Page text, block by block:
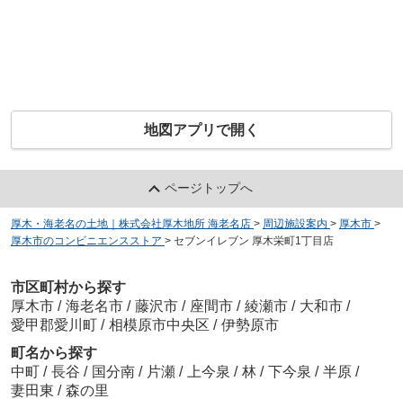
地図アプリで開く
ページトップへ
厚木・海老名の土地｜株式会社厚木地所 海老名店 > 周辺施設案内 > 厚木市 >
厚木市のコンビニエンスストア > セブンイレブン 厚木栄町1丁目店
市区町村から探す
厚木市 / 海老名市 / 藤沢市 / 座間市 / 綾瀬市 / 大和市 /
愛甲郡愛川町 / 相模原市中央区 / 伊勢原市
町名から探す
中町 / 長谷 / 国分南 / 片瀬 / 上今泉 / 林 / 下今泉 / 半原 /
妻田東 / 森の里